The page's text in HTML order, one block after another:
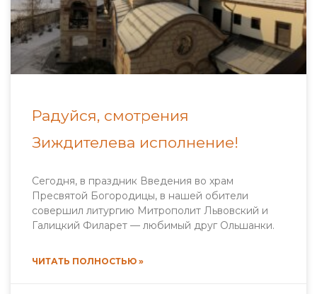
Радуйся, смотрения
Зиждителева исполнение!
Сегодня, в праздник Введения во храм
Пресвятой Богородицы, в нашей обители
совершил литургию Митрополит Львовский и
Галицкий Филарет — любимый друг Ольшанки.
ЧИТАТЬ ПОЛНОСТЬЮ »